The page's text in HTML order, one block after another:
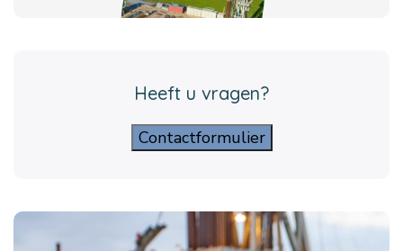
Heeft u vragen?
Contactformulier